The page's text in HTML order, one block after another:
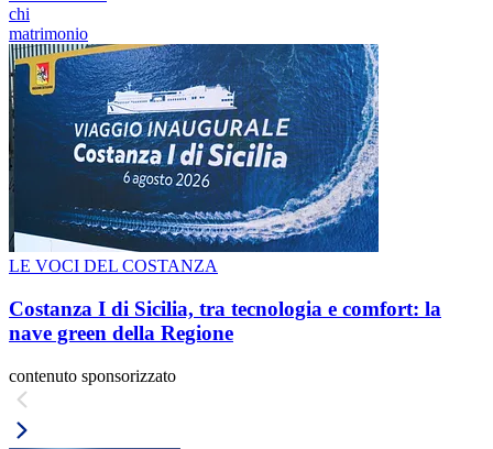
chi
matrimonio
LE VOCI DEL COSTANZA
Costanza I di Sicilia, tra tecnologia e comfort: la
nave green della Regione
contenuto sponsorizzato